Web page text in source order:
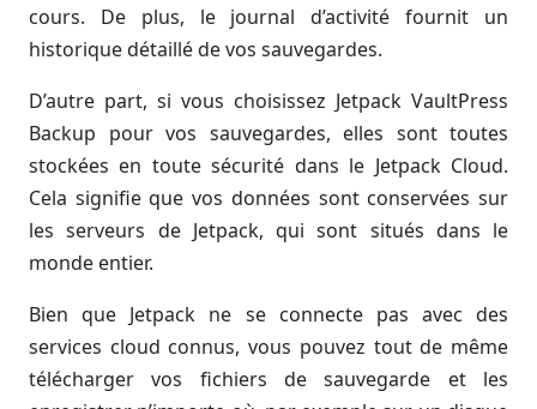
cours. De plus, le journal d’activité fournit un
historique détaillé de vos sauvegardes.
D’autre part, si vous choisissez Jetpack VaultPress
Backup pour vos sauvegardes, elles sont toutes
stockées en toute sécurité dans le Jetpack Cloud.
Cela signifie que vos données sont conservées sur
les serveurs de Jetpack, qui sont situés dans le
monde entier.
Bien que Jetpack ne se connecte pas avec des
services cloud connus, vous pouvez tout de même
télécharger vos fichiers de sauvegarde et les